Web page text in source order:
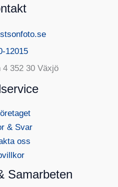
12015
4 352 30 Växjö
& Svar
oss
Samarbeten